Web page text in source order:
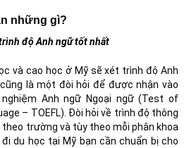
những gì?
độ Anh ngữ tốt nhất
và cao học ở Mỹ sẽ xét trình độ Anh
là một đòi hỏi để được nhận vào
Anh ngữ Ngoại ngữ (Test of
– TOEFL). Ðòi hỏi về trình độ thông
trường và tùy theo mỗi phân khoa
du học tại Mỹ bạn cần chuẩn bị cho